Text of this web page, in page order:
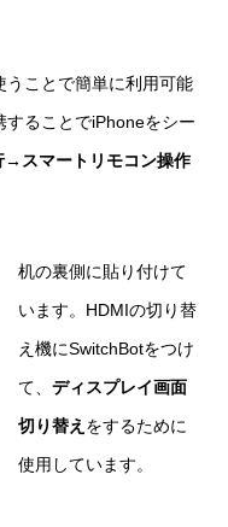
うことで簡単に利用可能
ることでiPhoneをシー
→スマートリモコン操作
机の裏側に貼り付けて
います。HDMIの切り替
え機にSwitchBotをつけ
て、 ディスプレイ画面
切り替え をするために
使用しています。